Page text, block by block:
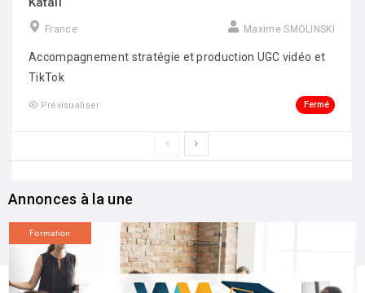
France Maxime SMOLINSKI
Accompagnement stratégie et production UGC vidéo et
TikTok
Prévisualiser Fermé
Annonces à la une
Formation